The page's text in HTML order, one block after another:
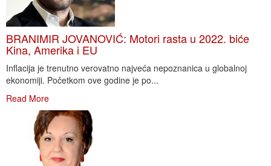
BRANIMIR JOVANOVIĆ: Motori rasta u 2022. biće
Kina, Amerika i EU
Inflacija je trenutno verovatno najveća nepoznanica u globalnoj
ekonomiji. Početkom ove godine je po...
Read More